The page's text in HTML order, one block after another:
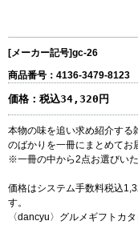
[メーカー記号]gc-26
商品番号：4136-3479-8123
価格： 税込34,320円
本物の味を追い求め紹介する
のばかりを一冊にまとめてお
※一冊の中から2点お選びいた
価格はシステム手数料税込
す。
〈dancyu〉グルメギフトカ